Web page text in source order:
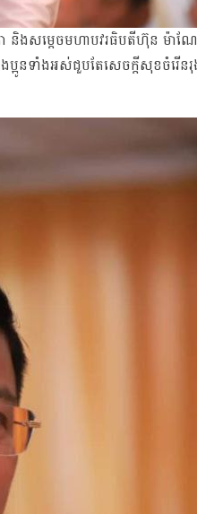
និងសម្តេចមហាបវរធិបតីហ៊ុន ម៉ាណែ
អូនទាំងអស់ជួបតែសេចក្តីសុខចំរើ